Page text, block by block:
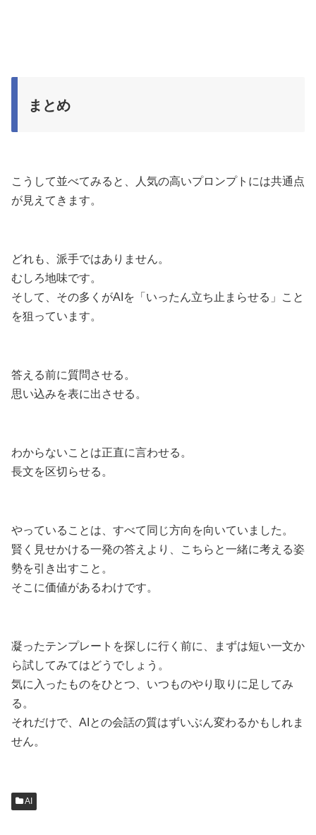
まとめ
こうして並べてみると、人気の高いプロンプトには共通点
が見えてきます。
どれも、派手ではありません。
むしろ地味です。
そして、その多くがAIを「いったん立ち止まらせる」こと
を狙っています。
答える前に質問させる。
思い込みを表に出させる。
わからないことは正直に言わせる。
長文を区切らせる。
やっていることは、すべて同じ方向を向いていました。
賢く見せかける一発の答えより、こちらと一緒に考える姿
勢を引き出すこと。
そこに価値があるわけです。
凝ったテンプレートを探しに行く前に、まずは短い一文か
ら試してみてはどうでしょう。
気に入ったものをひとつ、いつものやり取りに足してみ
る。
それだけで、AIとの会話の質はずいぶん変わるかもしれま
せん。
AI